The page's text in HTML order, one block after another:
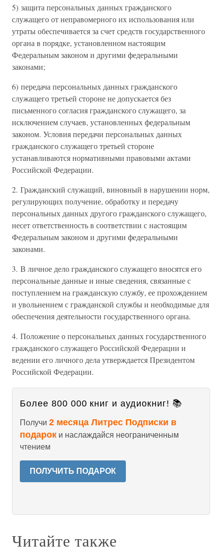
5) защита персональных данных гражданского
служащего от неправомерного их использования или
утраты обеспечивается за счет средств государственного
органа в порядке, установленном настоящим
Федеральным законом и другими федеральными
законами;
6) передача персональных данных гражданского
служащего третьей стороне не допускается без
письменного согласия гражданского служащего, за
исключением случаев, установленных федеральным
законом. Условия передачи персональных данных
гражданского служащего третьей стороне
устанавливаются нормативными правовыми актами
Российской Федерации.
2. Гражданский служащий, виновный в нарушении норм,
регулирующих получение, обработку и передачу
персональных данных другого гражданского служащего,
несет ответственность в соответствии с настоящим
Федеральным законом и другими федеральными
законами.
3. В личное дело гражданского служащего вносятся его
персональные данные и иные сведения, связанные с
поступлением на гражданскую службу, ее прохождением
и увольнением с гражданской службы и необходимые для
обеспечения деятельности государственного органа.
4. Положение о персональных данных государственного
гражданского служащего Российской Федерации и
ведении его личного дела утверждается Президентом
Российской Федерации.
Более 800 000 книг и аудиокниг! 📚
Получи 2 месяца Литрес Подписки в
подарок и наслаждайся неограниченным
чтением
ПОЛУЧИТЬ ПОДАРОК
Читайте также